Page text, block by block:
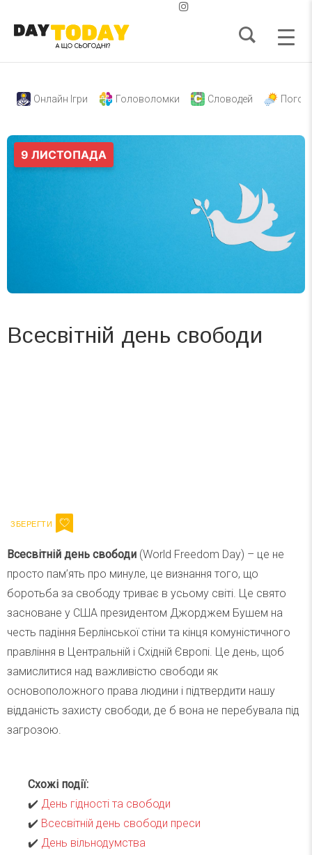
Онлайн Ігри Головоломки Словодей
Всесвітній день свободи
Всесвітній день свободи (World Freedom Day) – це не
просто пам’ять про минуле, це визнання того, що
боротьба за свободу триває в усьому світі. Це свято
засноване у США президентом Джорджем Бушем на
честь падіння Берлінської стіни та кінця комуністичного
правління в Центральній і Східній Європі. Це день, щоб
замислитися над важливістю свободи як
основоположного права людини і підтвердити нашу
відданість захисту свободи, де б вона не перебувала під
загрозою.
Схожі події:
✔️ День гідності та свободи
✔️ Всесвітній день свободи преси
✔️ День вільнодумства